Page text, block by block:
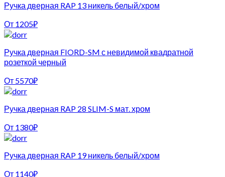
Ручка дверная RAP 13 никель белый/хром
От 1205₽
Ручка дверная FIORD-SM с невидимой квадратной
розеткой черный
От 5570₽
Ручка дверная RAP 28 SLIM-S мат. хром
От 1380₽
Ручка дверная RAP 19 никель белый/хром
От 1140₽